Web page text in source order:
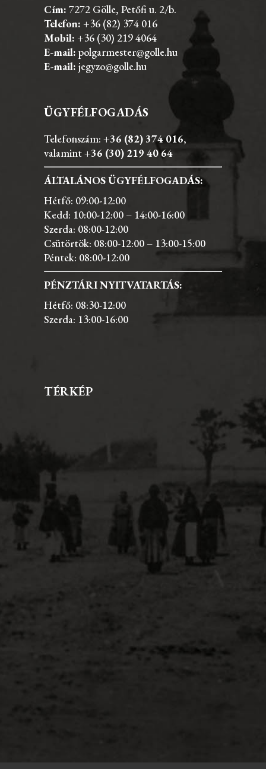
Cím: 7272 Gölle, Petőfi u. 2/b.
Telefon: +36 (82) 374 016
Mobil: +36 (30) 219 4064
E-mail: polgarmester@golle.hu
E-mail: jegyzo@golle.hu
ÜGYFÉLFOGADÁS
Telefonszám: +36 (82) 374 016,
valamint+36 (30) 219 40 64
ÁLTALÁNOS ÜGYFÉLFOGADÁS:
Hétfő: 09:00-12:00
Kedd: 10:00-12:00 – 14:00-16:00
Szerda: 08:00-12:00
Csütörtök: 08:00-12:00 – 13:00-15:00
Péntek: 08:00-12:00
PÉNZTÁRI NYITVATARTÁS:
Hétfő: 08:30-12:00
Szerda: 13:00-16:00
TÉRKÉP